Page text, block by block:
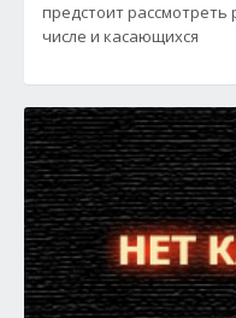
предстоит
числе и касающихся